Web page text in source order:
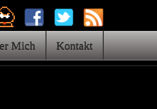
Mich Kontakt